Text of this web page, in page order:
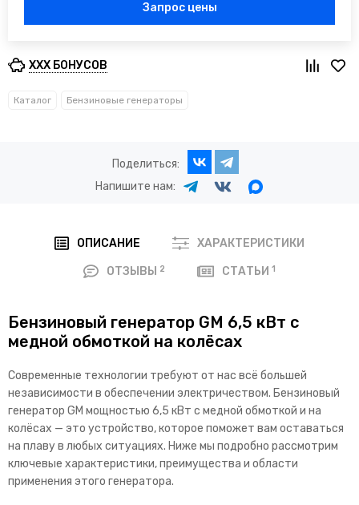
Запрос цены
XXX БОНУСОВ
Каталог Бензиновые генераторы
Поделиться:
Напишите нам:
ОПИСАНИЕ ХАРАКТЕРИСТИКИ
ОТЗЫВЫ 2 СТАТЬИ 1
Бензиновый генератор GM 6,5 кВт с
медной обмоткой на колёсах
Современные технологии требуют от нас всё большей
независимости в обеспечении электричеством. Бензиновый
генератор GM мощностью 6,5 кВт с медной обмоткой и на
колёсах — это устройство, которое поможет вам оставаться
на плаву в любых ситуациях. Ниже мы подробно рассмотрим
ключевые характеристики, преимущества и области
применения этого генератора.